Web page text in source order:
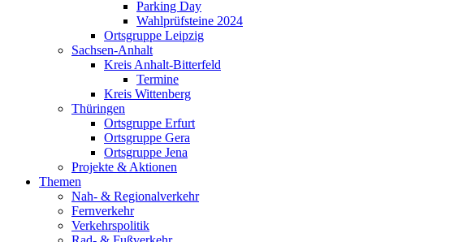
Parking Day
Wahlprüfsteine 2024
Ortsgruppe Leipzig
Sachsen-Anhalt
Kreis Anhalt-Bitterfeld
Termine
Kreis Wittenberg
Thüringen
Ortsgruppe Erfurt
Ortsgruppe Gera
Ortsgruppe Jena
Projekte & Aktionen
Themen
Nah- & Regionalverkehr
Fernverkehr
Verkehrspolitik